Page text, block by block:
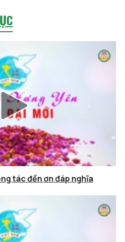
tác đền ơn đáp nghĩa